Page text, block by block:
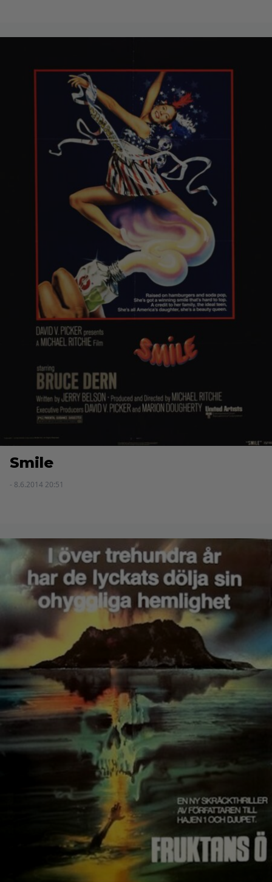
Smile
- 8.6.2014 20:51